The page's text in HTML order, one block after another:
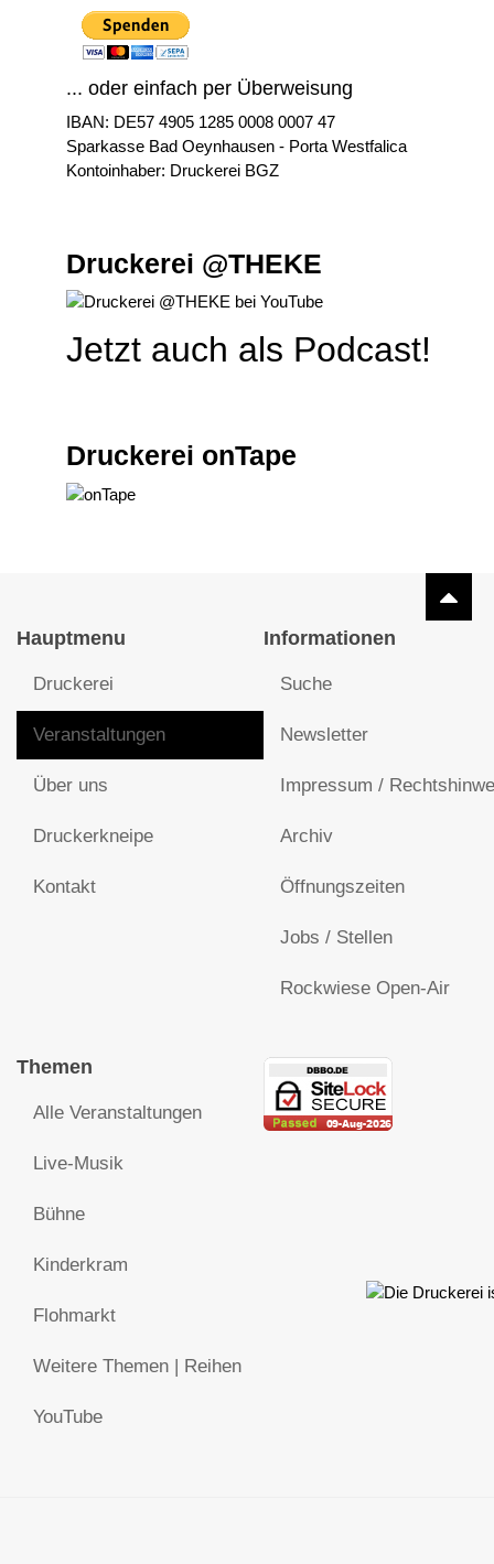
... oder einfach per Überweisung
IBAN: DE57 4905 1285 0008 0007 47
Sparkasse Bad Oeynhausen - Porta Westfalica
Kontoinhaber: Druckerei BGZ
Druckerei @THEKE
Jetzt auch als Podcast!
Druckerei onTape
Hauptmenu
Druckerei
Veranstaltungen
Über uns
Druckerkneipe
Kontakt
Informationen
Suche
Newsletter
Impressum /
Archiv
Öffnungszeiten
Jobs / Stellen
Rockwiese Open-Air
Themen
Alle Veranstaltungen
Live-Musik
Bühne
Kinderkram
Flohmarkt
Weitere Themen | Reihen
YouTube